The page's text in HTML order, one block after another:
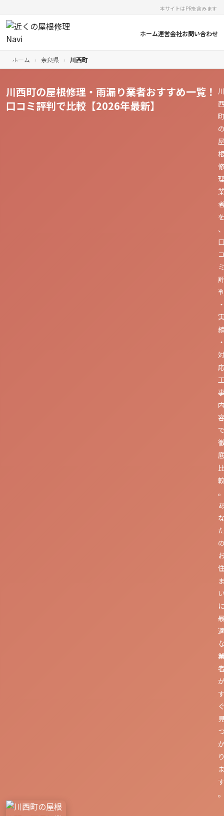
本サイトはPRを含みます
ホーム運営会社お問い合わせ
ホーム › 奈良県 › 川西町
川西町の屋根修理・雨漏り業者おすすめ一覧！
口コミ評判で比較【2026年最新】